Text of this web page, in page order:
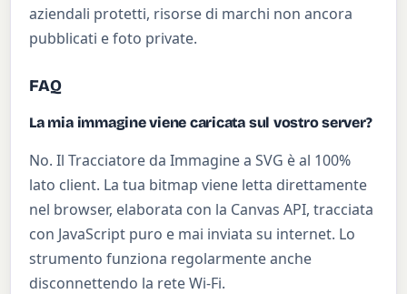
aziendali protetti, risorse di marchi non ancora
pubblicati e foto private.
FAQ
La mia immagine viene caricata sul vostro server?
No. Il Tracciatore da Immagine a SVG è al 100%
lato client. La tua bitmap viene letta direttamente
nel browser, elaborata con la Canvas API, tracciata
con JavaScript puro e mai inviata su internet. Lo
strumento funziona regolarmente anche
disconnettendo la rete Wi-Fi.